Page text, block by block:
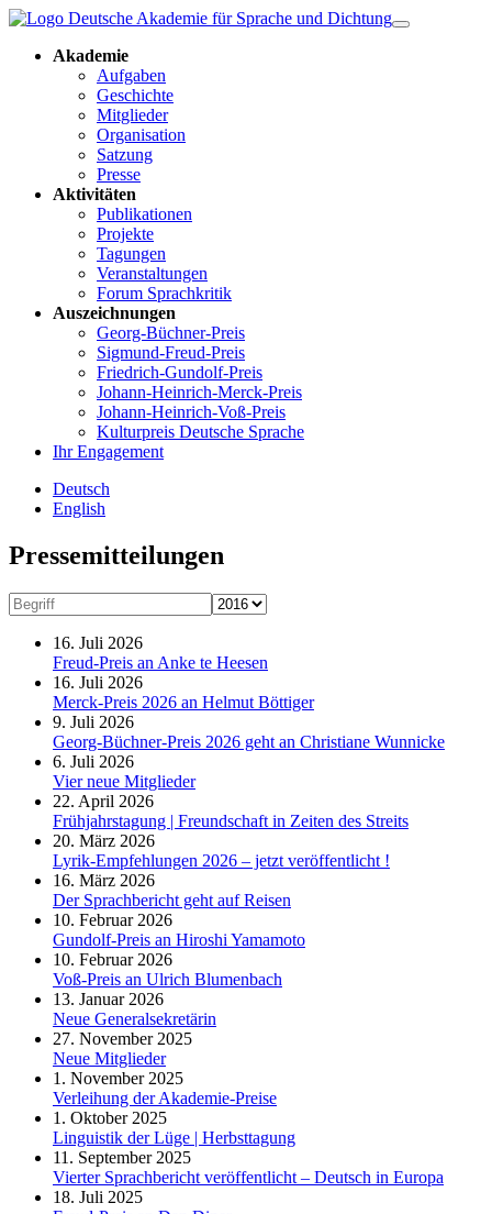
Akademie
Aufgaben
Geschichte
Mitglieder
Organisation
Satzung
Presse
Aktivitäten
Publikationen
Projekte
Tagungen
Veranstaltungen
Forum Sprachkritik
Auszeichnungen
Georg-Büchner-Preis
Sigmund-Freud-Preis
Friedrich-Gundolf-Preis
Johann-Heinrich-Merck-Preis
Johann-Heinrich-Voß-Preis
Kulturpreis Deutsche Sprache
Ihr Engagement
Deutsch
English
Presse­mitteilungen
16. Juli 2026
Freud-Preis an Anke te Heesen
16. Juli 2026
Merck-Preis 2026 an Helmut Böttiger
9. Juli 2026
Georg-Büchner-Preis 2026 geht an Christiane Wunnicke
6. Juli 2026
Vier neue Mitglieder
22. April 2026
Frühjahrstagung | Freundschaft in Zeiten des Streits
20. März 2026
Lyrik-Empfehlungen 2026 – jetzt veröffentlicht !
16. März 2026
Der Sprachbericht geht auf Reisen
10. Februar 2026
Gundolf-Preis an Hiroshi Yamamoto
10. Februar 2026
Voß-Preis an Ulrich Blumenbach
13. Januar 2026
Neue Generalsekretärin
27. November 2025
Neue Mitglieder
1. November 2025
Verleihung der Akademie-Preise
1. Oktober 2025
Linguistik der Lüge | Herbsttagung
11. September 2025
Vierter Sprachbericht veröffentlicht – Deutsch in Europa
18. Juli 2025